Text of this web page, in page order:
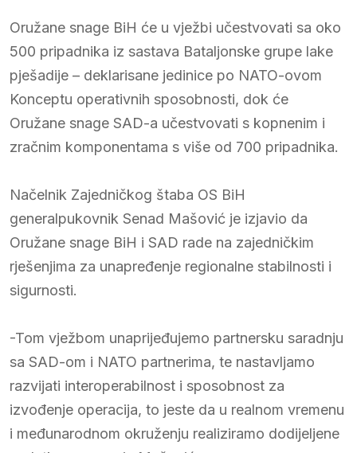
Oružane snage BiH će u vježbi učestvovati sa oko
500 pripadnika iz sastava Bataljonske grupe lake
pješadije – deklarisane jedinice po NATO-ovom
Konceptu operativnih sposobnosti, dok će
Oružane snage SAD-a učestvovati s kopnenim i
zračnim komponentama s više od 700 pripadnika.
Načelnik Zajedničkog štaba OS BiH
generalpukovnik Senad Mašović je izjavio da
Oružane snage BiH i SAD rade na zajedničkim
rješenjima za unapređenje regionalne stabilnosti i
sigurnosti.
-Tom vježbom unaprijeđujemo partnersku saradnju
sa SAD-om i NATO partnerima, te nastavljamo
razvijati interoperabilnost i sposobnost za
izvođenje operacija, to jeste da u realnom vremenu
i međunarodnom okruženju realiziramo dodijeljene